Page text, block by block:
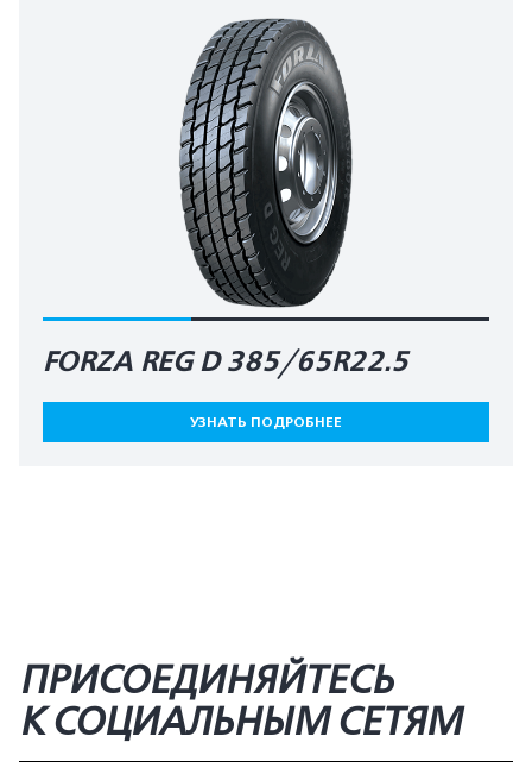
FORZA REG D 385/65R22.5
УЗНАТЬ ПОДРОБНЕЕ
ПРИСОЕДИНЯЙТЕСЬ
К СОЦИАЛЬНЫМ СЕТЯМ